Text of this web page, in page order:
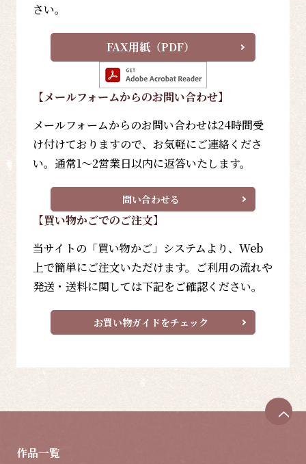
さい。
FAX用紙（PDF）
【メールフォームからのお問い合わせ】
メールフォームからのお問い合わせは24時間受
け付けておりますので、お気軽にご連絡くださ
い。通常1～2営業日以内に返答いたします。
問い合わせる
【買い物かごでのご注文】
当サイトの「買い物かご」システムより、Web
上で簡単にご注文いただけます。ご利用の流れや
発送・送料に関しては下記をご確認ください。
お買い物ガイドをチェック
作品一覧
ペ